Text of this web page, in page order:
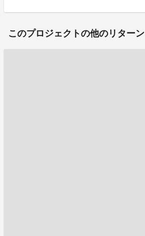
このプロジェクトの他のリターン